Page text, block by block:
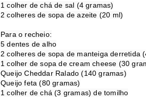
1 colher de chá de sal (4 gramas)
2 colheres de sopa de azeite (20 ml)
Para o recheio:
5 dentes de alho
2 colheres de sopa de manteiga derretida
1 colher de sopa de cream cheese (30
Queijo Cheddar Ralado (140 gramas)
Queijo feta (80 gramas)
1 colher de chá (3 gramas) de tomilho